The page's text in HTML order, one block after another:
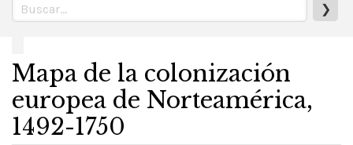
❯
Mapa de la colonización
europea de Norteamérica,
1492-1750